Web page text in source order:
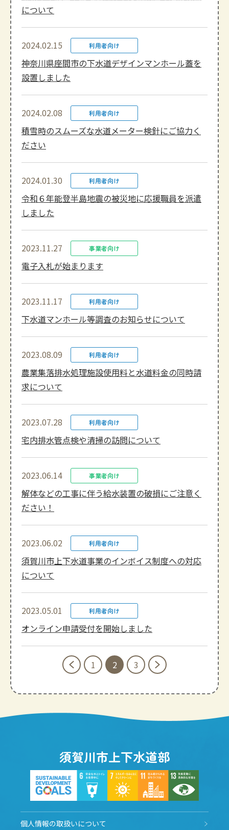
について
2024.02.15 利用者向け
神奈川県座間市の下水道デザインマンホール蓋を
設置しました
2024.02.08 利用者向け
積雪時のスムーズな水道メーター検針にご協力く
ださい
2024.01.30 利用者向け
令和６年能登半島地震の被災地に応援職員を派遣
しました
2023.11.27 事業者向け
電子入札が始まります
2023.11.17 利用者向け
下水道マンホール等調査のお知らせについて
2023.08.09 利用者向け
農業集落排水処理施設使用料と水道料金の同時請
求について
2023.07.28 利用者向け
宅内排水管点検や清掃の訪問について
2023.06.14 事業者向け
解体などの工事に伴う給水装置の破損にご注意く
ださい！
2023.06.02 利用者向け
須賀川市上下水道事業のインボイス制度への対応
について
2023.05.01 利用者向け
オンライン申請受付を開始しました
1 2 3
須賀川市上下水道部
個人情報の取扱いについて